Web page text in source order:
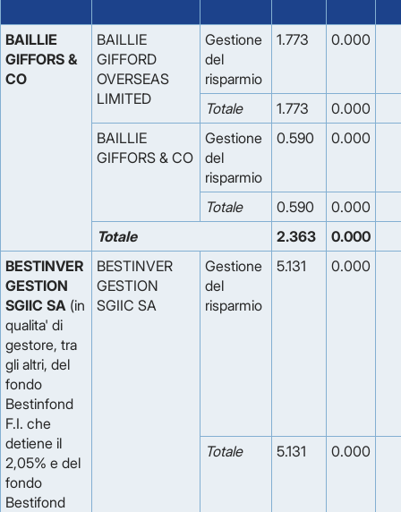
BAILLIE
GIFFORS &
CO
BAILLIE
GIFFORD
OVERSEAS
LIMITED
Gestione
del
risparmio
1.773 0.000
Totale 1.773
0.000
BAILLIE
GIFFORS & CO
Gestione
del
risparmio
0.590 0.000
Totale 0.590
0.000
Totale
2.363
0.000
BESTINVER
GESTION
SGIIC SA (in
qualita' di
gestore, tra
gli altri, del
fondo
Bestinfond
F.I. che
detiene il
2,05% e del
fondo
Bestifond
BESTINVER
GESTION
SGIIC SA
Gestione
del
risparmio
5.131 0.000
Totale 5.131 0.000